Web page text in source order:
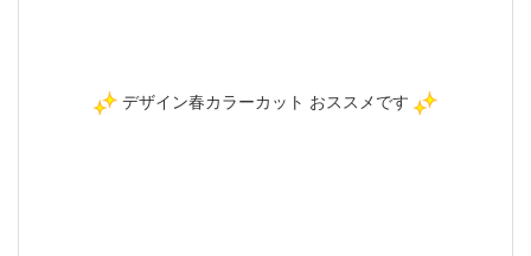
デザイン春カラーカット おススメです